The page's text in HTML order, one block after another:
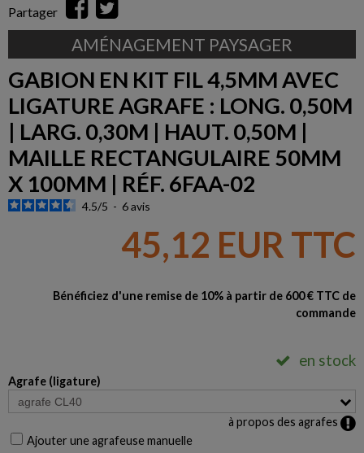
Partager
AMÉNAGEMENT PAYSAGER
GABION EN KIT FIL 4,5MM AVEC
LIGATURE AGRAFE : LONG. 0,50M
| LARG. 0,30M | HAUT. 0,50M |
MAILLE RECTANGULAIRE 50MM
X 100MM | RÉF. 6FAA-02
4.5/5 - 6avis
45,12 EUR TTC
Bénéficiez d'une remise de 10% à partir de 600 € TTC de
commande
en stock
Agrafe (ligature)
à propos des agrafes
Ajouter une agrafeuse manuelle